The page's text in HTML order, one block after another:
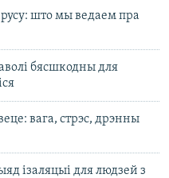
што мы ведаем пра
бясшкодны для
вага, стрэс, дрэнны
ізаляцыі для людзей з